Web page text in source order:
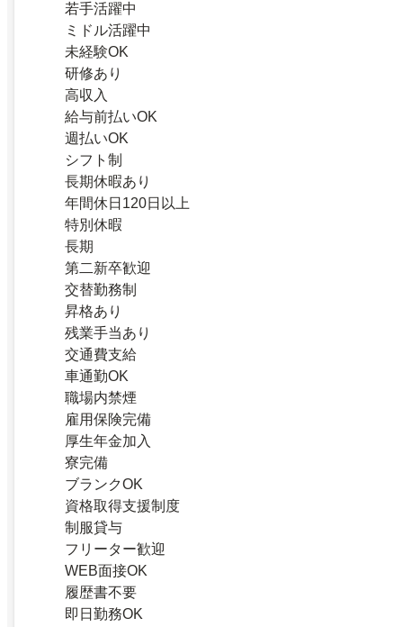
若手活躍中
ミドル活躍中
未経験OK
研修あり
高収入
給与前払いOK
週払いOK
シフト制
長期休暇あり
年間休日120日以上
特別休暇
長期
第二新卒歓迎
交替勤務制
昇格あり
残業手当あり
交通費支給
車通勤OK
職場内禁煙
雇用保険完備
厚生年金加入
寮完備
ブランクOK
資格取得支援制度
制服貸与
フリーター歓迎
WEB面接OK
履歴書不要
即日勤務OK